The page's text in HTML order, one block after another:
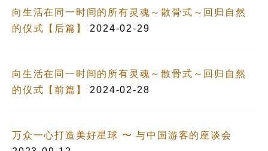
向生活在同一时间的所有灵魂～散骨式～回归自然
的仪式【后篇】
2024-02-29
向生活在同一时间的所有灵魂～散骨式～回归自然
的仪式【前篇】
2024-02-28
万众一心打造美好星球 〜 与中国游客的座谈会